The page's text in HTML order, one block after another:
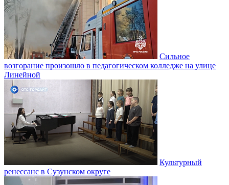
Сильное
возгорание произошло в педагогическом колледже на улице
Линейной
Культурный
ренессанс в Сузунском округе